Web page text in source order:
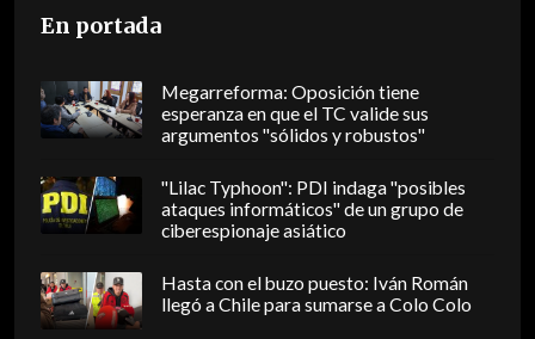
En portada
Megarreforma: Oposición tiene
esperanza en que el TC valide sus
argumentos "sólidos y robustos"
"Lilac Typhoon": PDI indaga "posibles
ataques informáticos" de un grupo de
ciberespionaje asiático
Hasta con el buzo puesto: Iván Román
llegó a Chile para sumarse a Colo Colo